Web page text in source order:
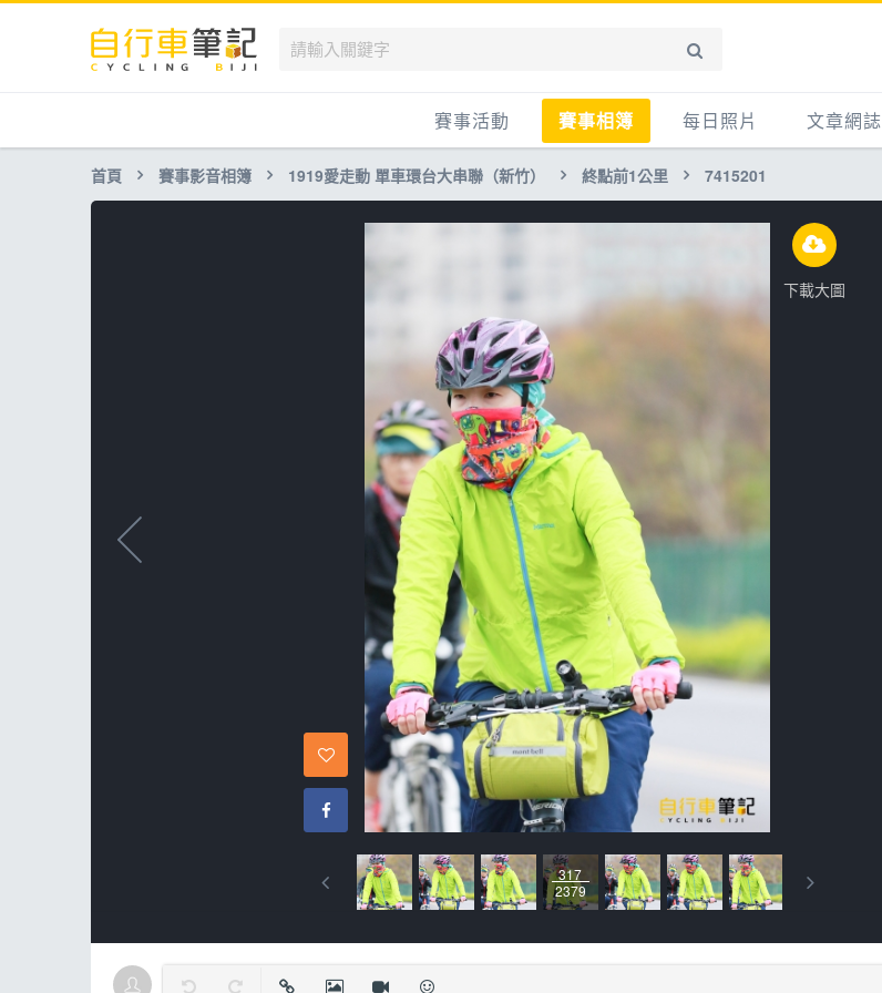
賽事活動
國內
國外
跟著筆記騎車去
賽事相簿
賽事影音相簿
自行車好影片
每日照片 文章網誌
知識
新聞
產品
首頁 賽事影音相簿 1919愛走動 單車環台大串聯（新竹） 終點前1公里 7415201
下載大圖
317
2379